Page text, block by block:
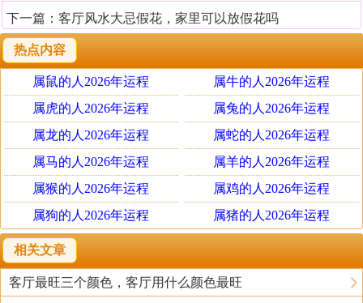
下一篇： 客厅风水大忌假花，家里可以放假花吗
热点内容
属鼠的人2026年运程
属牛的人2026年运程
属虎的人2026年运程
属兔的人2026年运程
属龙的人2026年运程
属蛇的人2026年运程
属马的人2026年运程
属羊的人2026年运程
属猴的人2026年运程
属鸡的人2026年运程
属狗的人2026年运程
属猪的人2026年运程
相关文章
客厅最旺三个颜色，客厅用什么颜色最旺